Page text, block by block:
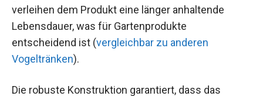
verleihen dem Produkt eine länger anhaltende
Lebensdauer, was für Gartenprodukte
entscheidend ist (vergleichbar zu anderen
Vogeltränken).
Die robuste Konstruktion garantiert, dass das